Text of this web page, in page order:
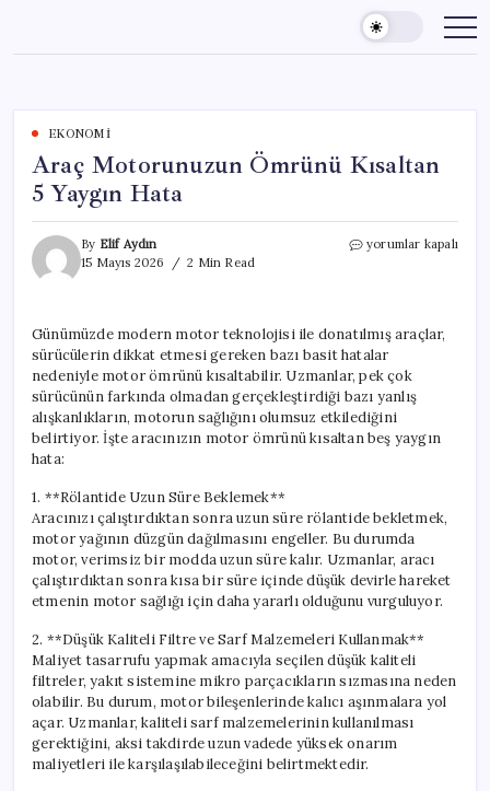
content
EKONOMI
Araç Motorunuzun Ömrünü Kısaltan
5 Yaygın Hata
By Elif Aydın
15 Mayıs 2026
2 Min Read
Araç
Yaygın
Hata
için
yorumlar kapalı
Günümüzde modern motor teknolojisi ile donatılmış araçlar,
sürücülerin dikkat etmesi gereken bazı basit hatalar
nedeniyle motor ömrünü kısaltabilir. Uzmanlar, pek çok
sürücünün farkında olmadan gerçekleştirdiği bazı yanlış
alışkanlıkların, motorun sağlığını olumsuz etkilediğini
belirtiyor. İşte aracınızın motor ömrünü kısaltan beş yaygın
hata:
1. **Rölantide Uzun Süre Beklemek**
Aracınızı çalıştırdıktan sonra uzun süre rölantide bekletmek,
motor yağının düzgün dağılmasını engeller. Bu durumda
motor, verimsiz bir modda uzun süre kalır. Uzmanlar, aracı
çalıştırdıktan sonra kısa bir süre içinde düşük devirle hareket
etmenin motor sağlığı için daha yararlı olduğunu vurguluyor.
2. **Düşük Kaliteli Filtre ve Sarf Malzemeleri Kullanmak**
Maliyet tasarrufu yapmak amacıyla seçilen düşük kaliteli
filtreler, yakıt sistemine mikro parçacıkların sızmasına neden
olabilir. Bu durum, motor bileşenlerinde kalıcı aşınmalara yol
açar. Uzmanlar, kaliteli sarf malzemelerinin kullanılması
gerektiğini, aksi takdirde uzun vadede yüksek onarım
maliyetleri ile karşılaşılabileceğini belirtmektedir.